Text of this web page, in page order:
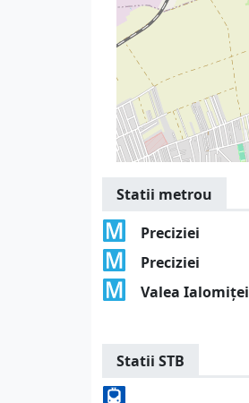
Statii metrou
Preciziei
Preciziei
Valea Ialomiței
Statii STB